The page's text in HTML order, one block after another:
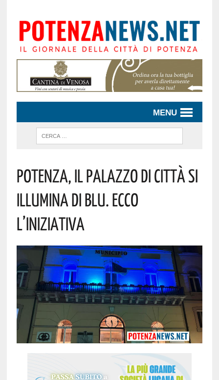
MENU
Potenza, Il Palazzo Di Città Si
Illumina Di Blu. Ecco
L’iniziativa